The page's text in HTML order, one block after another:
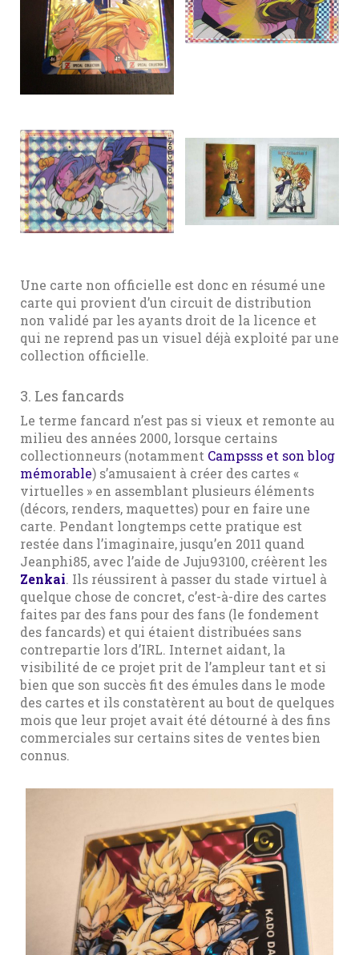
Une carte non officielle est donc en résumé une
carte qui provient d’un circuit de distribution
non validé par les ayants droit de la licence et
qui ne reprend pas un visuel déjà exploité par une
collection officielle.
3. Les fancards
Le terme fancard n’est pas si vieux et remonte au
milieu des années 2000, lorsque certains
collectionneurs (notamment Campsss et son blog
mémorable) s’amusaient à créer des cartes «
virtuelles » en assemblant plusieurs éléments
(décors, renders, maquettes) pour en faire une
carte. Pendant longtemps cette pratique est
restée dans l’imaginaire, jusqu’en 2011 quand
Jeanphi85, avec l’aide de Juju93100, créèrent les
Zenkai. Ils réussirent à passer du stade virtuel à
quelque chose de concret, c’est-à-dire des cartes
faites par des fans pour des fans (le fondement
des fancards) et qui étaient distribuées sans
contrepartie lors d’IRL. Internet aidant, la
visibilité de ce projet prit de l’ampleur tant et si
bien que son succès fit des émules dans le mode
des cartes et ils constatèrent au bout de quelques
mois que leur projet avait été détourné à des fins
commerciales sur certains sites de ventes bien
connus.